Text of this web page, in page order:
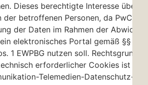
Dieses berechtigte Interesse
der betroffenen Personen, da PwC für
der Daten im Rahmen der
elektronisches Portal gemäß §§ 33
1 EWPBG nutzen soll.
erforderlicher Cookies ist
Telemedien-Datenschutz-